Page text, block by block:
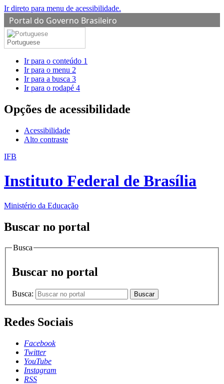
Ir direto para menu de acessibilidade.
Portal do Governo Brasileiro
Portuguese
Ir para o conteúdo 1
Ir para o menu 2
Ir para a busca 3
Ir para o rodapé 4
Opções de acessibilidade
Acessibilidade
Alto contraste
IFB
Instituto Federal de Brasília
Ministério da Educação
Buscar no portal
Busca
Buscar no portal
Busca: Buscar
Redes Sociais
Facebook
Twitter
YouTube
Instagram
RSS